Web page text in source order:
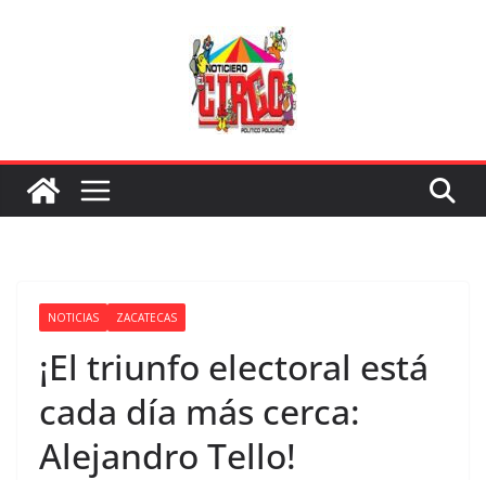
NOTICIAS ZACATECAS
¡El triunfo electoral está
cada día más cerca:
Alejandro Tello!